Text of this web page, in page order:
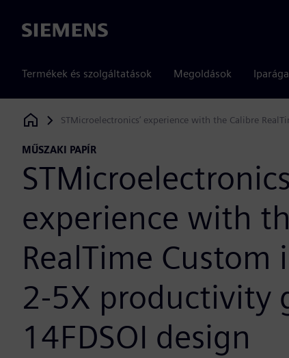
Siemens
Termékek és szolgáltatások Megoldások
Siemens Digital Industries Software
STMicroelectronics’ experience with the Calibre
MŰSZAKI PAPÍR
experience with
RealTime Custom
2-5X productivity
14FDSOI design